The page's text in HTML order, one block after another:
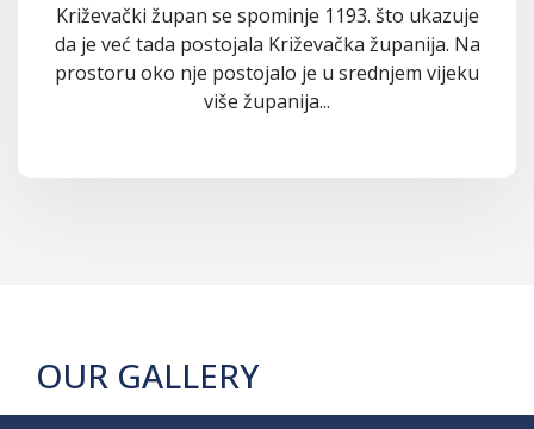
Križevački župan se spominje 1193. što ukazuje
da je već tada postojala Križevačka županija. Na
prostoru oko nje postojalo je u srednjem vijeku
više županija...
OUR GALLERY